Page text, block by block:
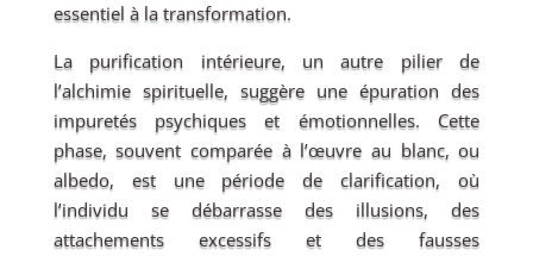
essentiel à la transformation.
La purification intérieure, un autre pilier de
l’alchimie spirituelle, suggère une épuration des
impuretés psychiques et émotionnelles. Cette
phase, souvent comparée à l’œuvre au blanc, ou
albedo, est une période de clarification, où
l’individu se débarrasse des illusions, des
attachements excessifs et des fausses